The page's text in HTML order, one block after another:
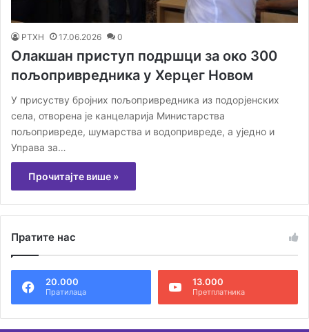
РТХН 17.06.2026 0
Олакшан приступ подршци за око 300
пољопривредника у Херцег Новом
У присуству бројних пољопривредника из подорјенских
села, отворена је канцеларија Министарства
пољопривреде, шумарства и водопривреде, а уједно и
Управа за…
Прочитајте више »
Пратите нас
20.000
Пратилаца
13.000
Претплатника